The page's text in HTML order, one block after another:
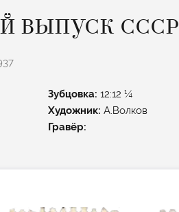
ВЫПУСК СССР
Зубцовка:12:12 ¼
Художник:А.Волков
Гравёр: